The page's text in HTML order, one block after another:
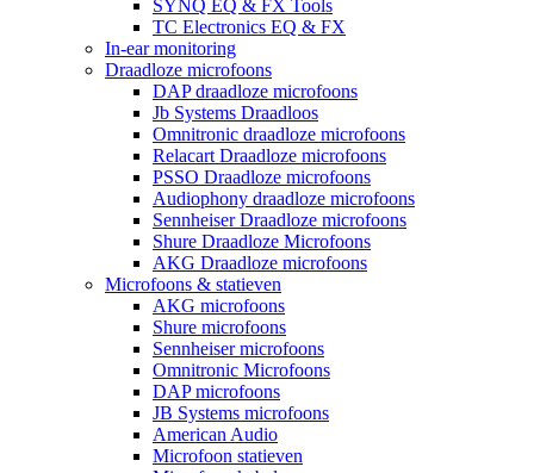
SYNQ EQ & FX Tools
TC Electronics EQ & FX
In-ear monitoring
Draadloze microfoons
DAP draadloze microfoons
Jb Systems Draadloos
Omnitronic draadloze microfoons
Relacart Draadloze microfoons
PSSO Draadloze microfoons
Audiophony draadloze microfoons
Sennheiser Draadloze microfoons
Shure Draadloze Microfoons
AKG Draadloze microfoons
Microfoons & statieven
AKG microfoons
Shure microfoons
Sennheiser microfoons
Omnitronic Microfoons
DAP microfoons
JB Systems microfoons
American Audio
Microfoon statieven